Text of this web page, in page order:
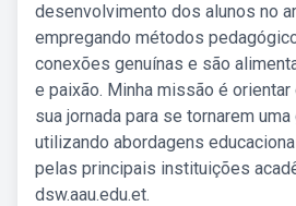
desenvolvimento dos alunos no
empregando métodos
conexões genuínas e são
e paixão. Minha missão é
sua jornada para se tornarem
utilizando abordagens
pelas principais instituições
dsw.aau.edu.et.